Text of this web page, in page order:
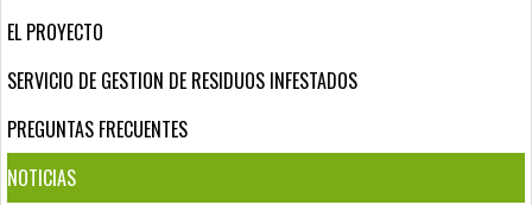
EL PROYECTO
SERVICIO DE GESTION DE RESIDUOS INFESTADOS
PREGUNTAS FRECUENTES
NOTICIAS